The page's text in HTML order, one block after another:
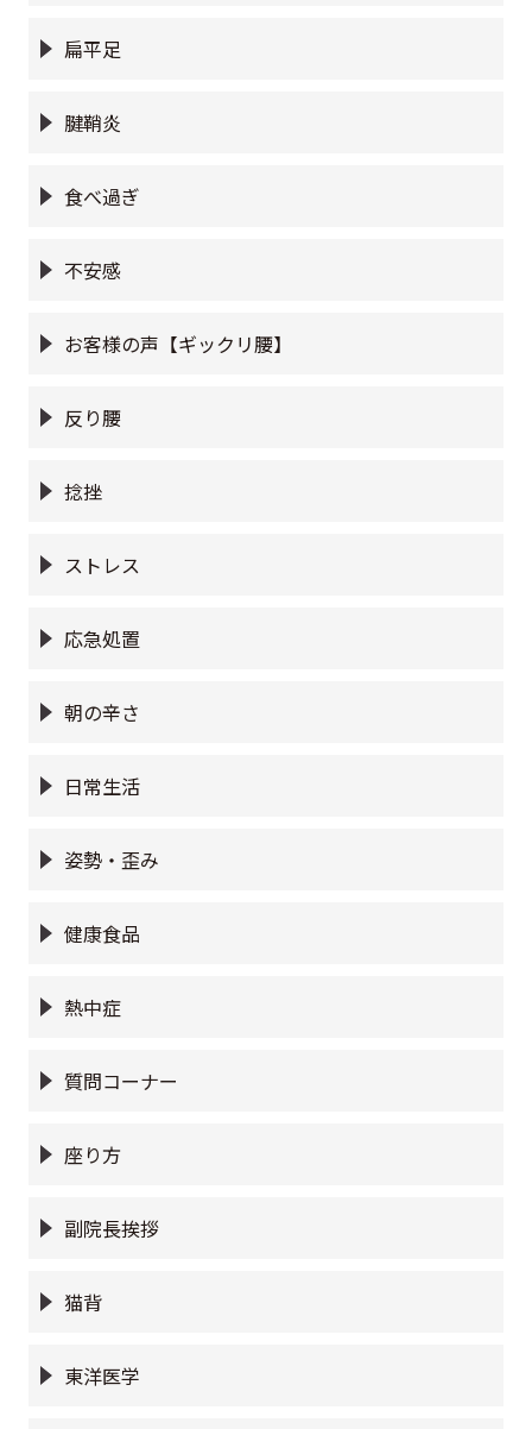
扁平足
腱鞘炎
食べ過ぎ
不安感
お客様の声【ギックリ腰】
反り腰
捻挫
ストレス
応急処置
朝の辛さ
日常生活
姿勢・歪み
健康食品
熱中症
質問コーナー
座り方
副院長挨拶
猫背
東洋医学